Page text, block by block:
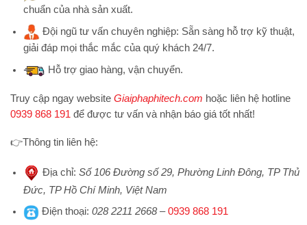
chuẩn của nhà sản xuất.
Đội ngũ tư vấn chuyên nghiệp: Sẵn sàng hỗ trợ kỹ thuật,
giải đáp mọi thắc mắc của quý khách 24/7.
Hỗ trợgiao hàng, vận chuyển.
Truy cập ngay website Giaiphaphitech.com hoặc liên hệ hotline
0939 868 191 để được tư vấn và nhận báo giá tốt nhất!
👉Thông tin liên hệ:
Địa chỉ: Số 106 Đường số 29, Phường Linh Đông, TP Thủ
Đức, TP Hồ Chí Minh, Việt Nam
Điện thoại: 028 2211 2668–0939 868 191